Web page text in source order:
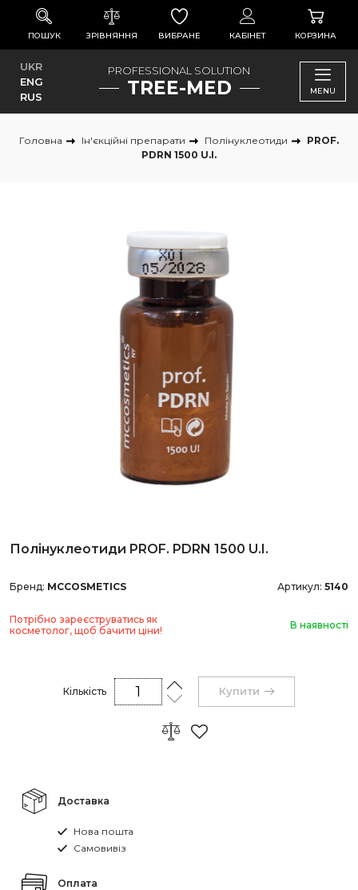
ПОШУК ЗРІВНЯННЯ ВИБРАНЕ КАБІНЕТ КОРЗИНА
PROFESSIONAL SOLUTION
TREE-MED
UKR
ENG
RUS
MENU
Головна Ін'єкційні препарати Полінуклеотиди
PROF.
PDRN 1500 U.I.
Полінуклеотиди PROF. PDRN 1500 U.I.
Бренд: MCCOSMETICS Артикул: 5140
Потрібно зареєструватись як
косметолог, щоб бачити ціни!
В наявності
Кількість Купити
Доставка
Нова пошта
Самовивіз
Оплата